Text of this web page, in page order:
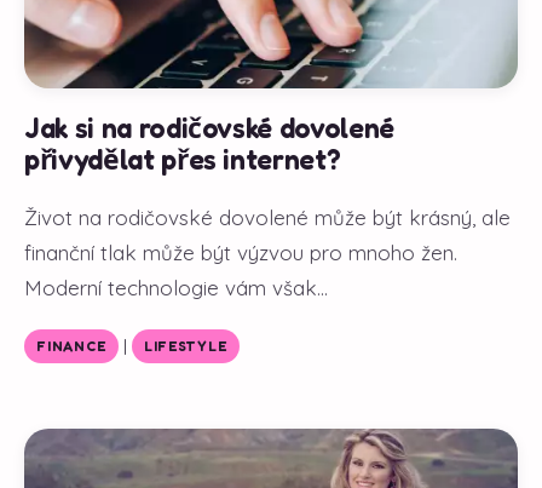
Jak si na rodičovské dovolené
přivydělat přes internet?
Život na rodičovské dovolené může být krásný, ale
finanční tlak může být výzvou pro mnoho žen.
Moderní technologie vám však...
FINANCE | LIFESTYLE